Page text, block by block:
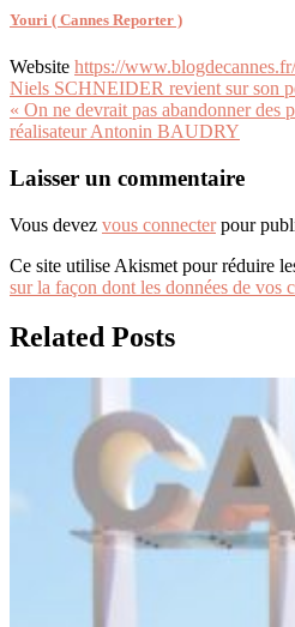
Youri ( Cannes Reporter )
Website https://www.blogdecannes.fr/
Navigation
de
Niels SCHNEIDER revient sur son
« On ne devrait pas abandonner des
réalisateur Antonin BAUDRY
Laisser un commentaire
Vous devez vous connecterpour
Ce site utilise Akismet pour réduire
sur la façon dont les données de vos
Related Posts